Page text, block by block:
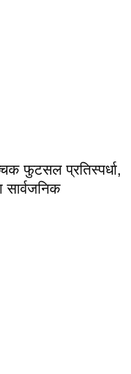
फुटसल प्रतिस्पर्धा,
सार्वजनिक